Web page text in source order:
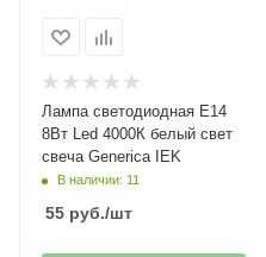
Лампа светодиодная Е14
8Вт Led 4000К белый свет
свеча Generica IEK
В наличии: 11
55 руб./шт